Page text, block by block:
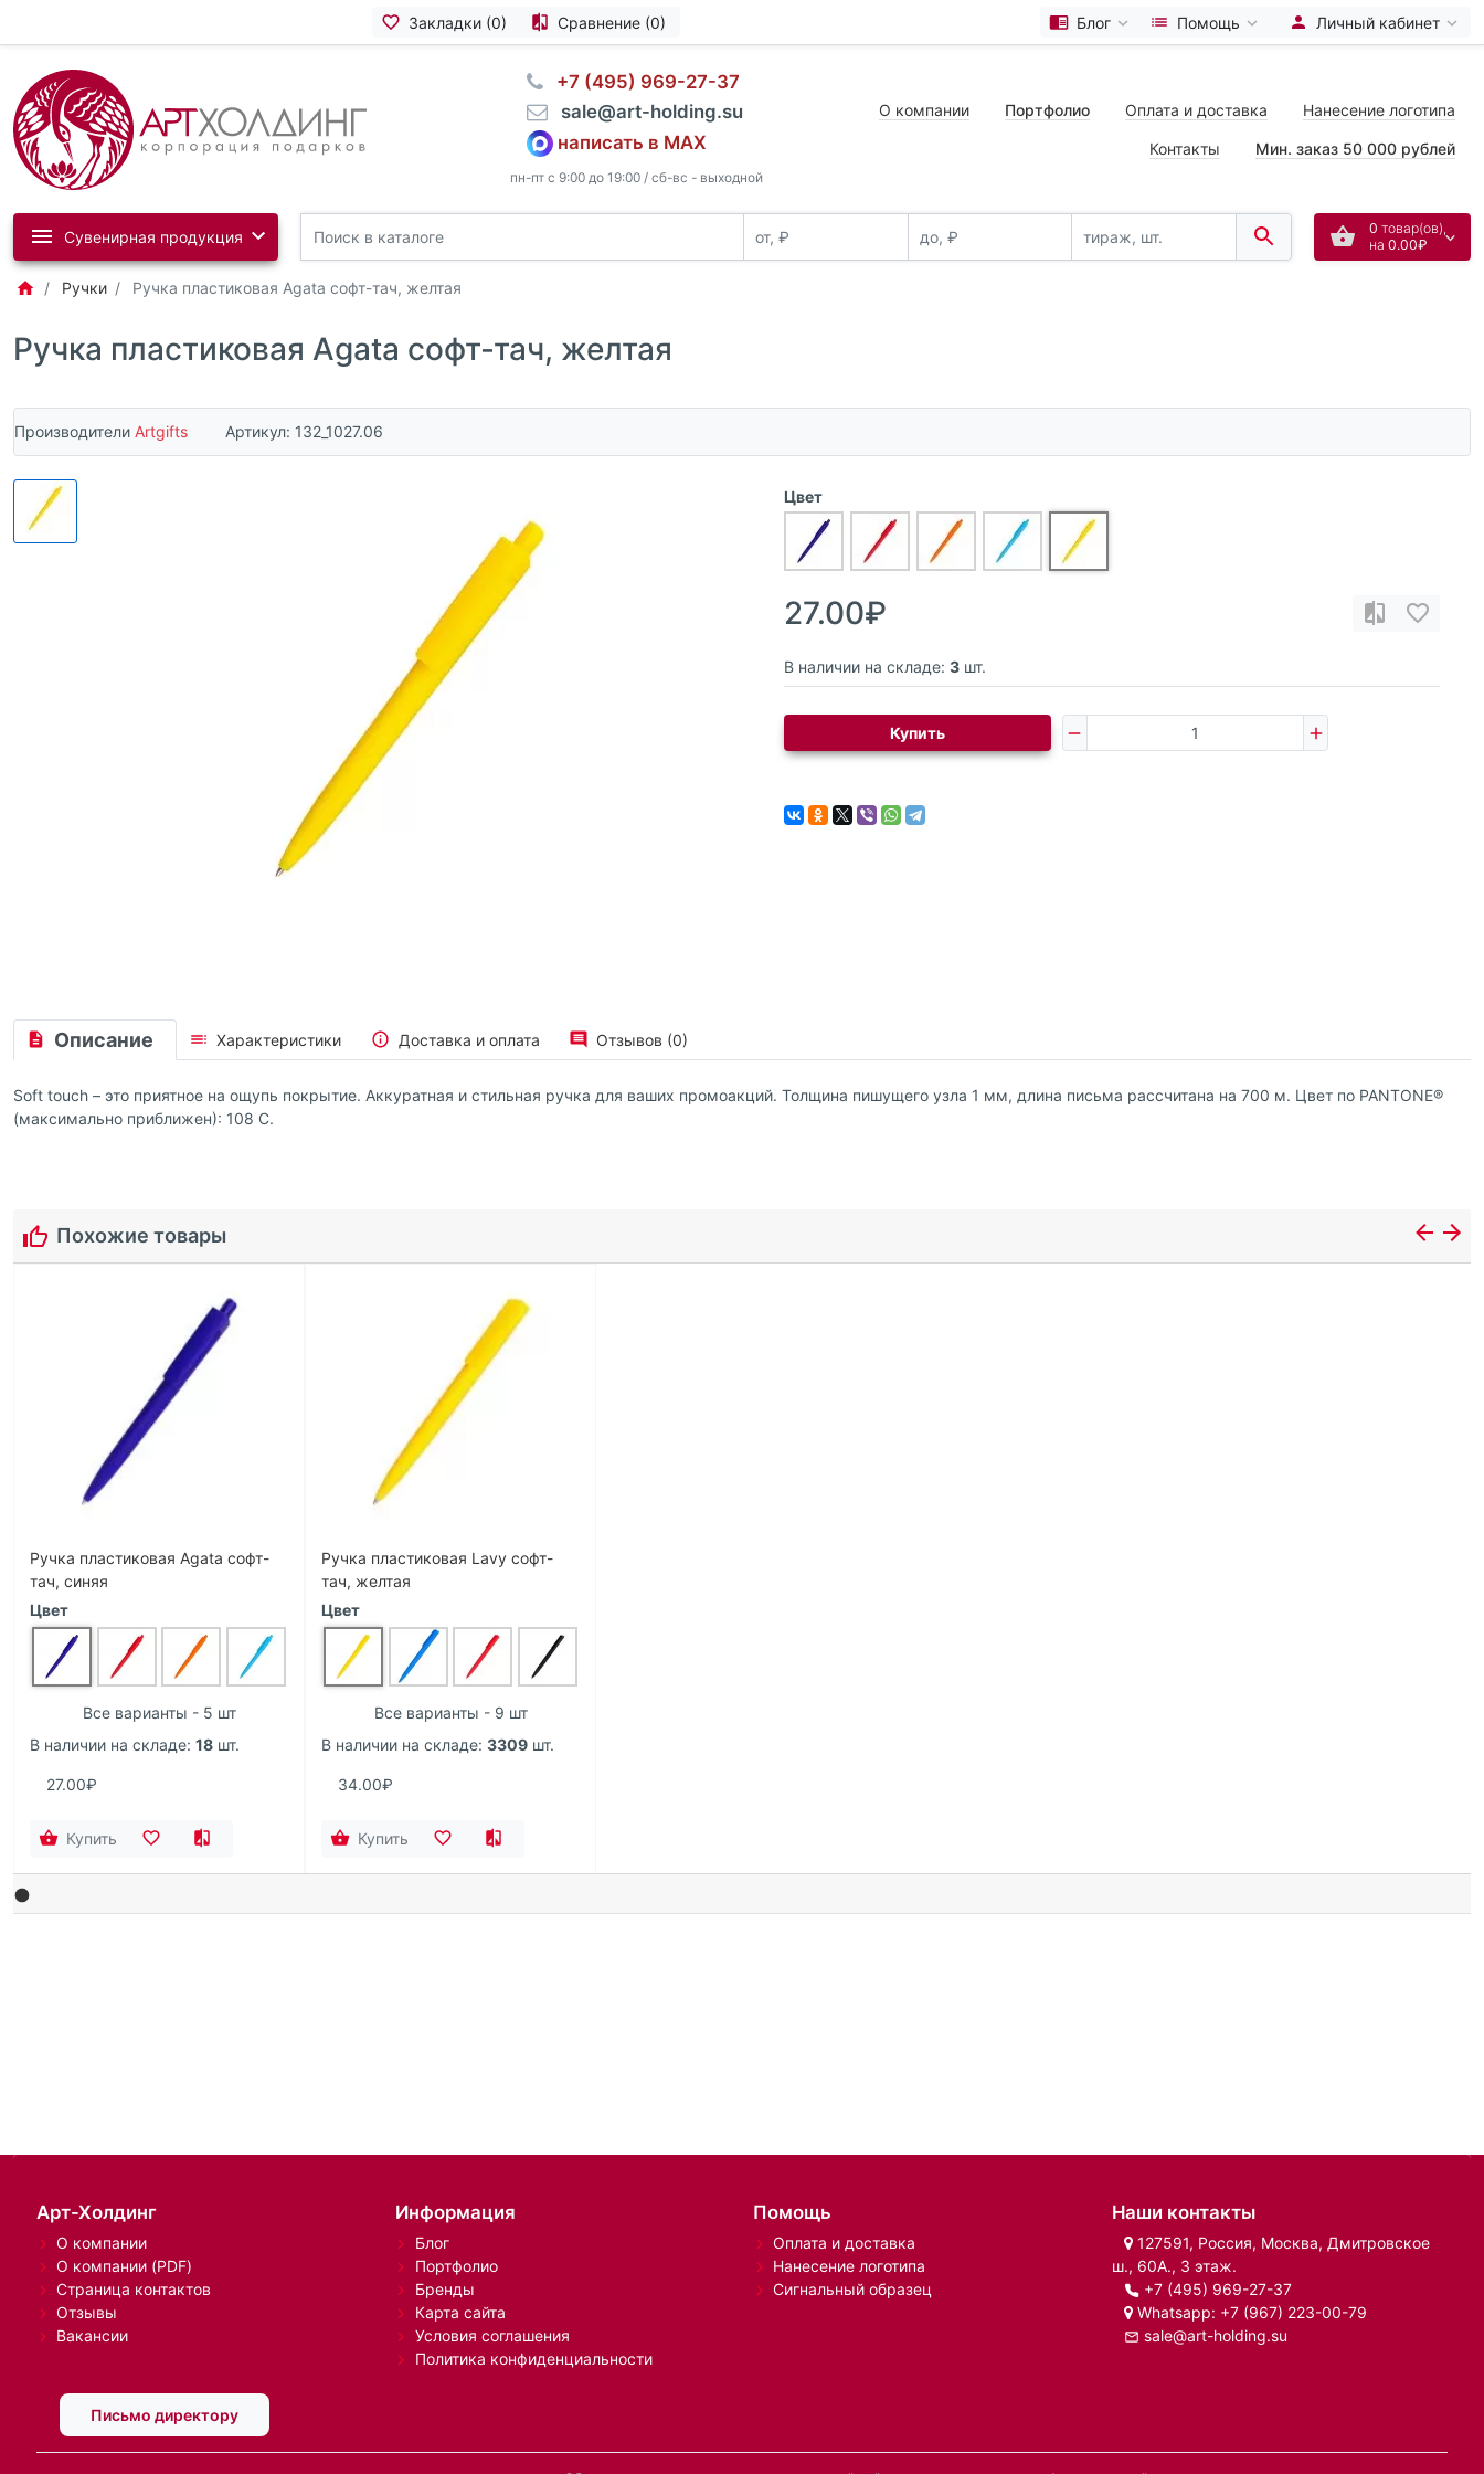
Закладки (0) Сравнение (0) Блог Помощь Личный кабинет
⠀+7 (495) 969-27-37
⠀sale@art-holding.su
написать в MAX
пн-пт с 9:00 до 19:00 / сб-вс - выходной
О компании Портфолио Оплата и доставка Нанесение логотипа
Контакты Мин. заказ 50 000 рублей
0 товар(ов),
на 0.00₽
Сувенирная продукция
Ручки Ручка пластиковая Agata софт-тач, желтая
Ручка пластиковая Agata софт-тач, желтая
Производители Artgifts Артикул: 132_1027.06
Цвет
27.00₽
В наличии на складе: 3 шт.
Купить
Описание Характеристики Доставка и оплата Отзывов (0)
Soft touch – это приятное на ощупь покрытие. Аккуратная и стильная ручка для ваших промоакций. Толщина пишущего узла 1 мм, длина письма рассчитана на 700 м. Цвет по PANTONE®
(максимально приближен): 108 C.
Похожие товары
Ручка пластиковая Agata софт-
тач, синяя
Цвет
Все варианты - 5 шт
В наличии на складе: 18 шт.
27.00₽
Купить
Ручка пластиковая Lavy софт-
тач, желтая
Цвет
Все варианты - 9 шт
В наличии на складе: 3309 шт.
34.00₽
Купить
Арт-Холдинг
О компании
О компании (PDF)
Страница контактов
Отзывы
Вакансии
Письмо директору
Информация
Блог
Портфолио
Бренды
Карта сайта
Условия соглашения
Политика конфиденциальности
Помощь
Оплата и доставка
Нанесение логотипа
Сигнальный образец
Наши контакты
127591, Россия, Москва, Дмитровское
ш., 60А., 3 этаж.
+7 (495) 969-27-37
Whatsapp: +7 (967) 223-00-79
sale@art-holding.su